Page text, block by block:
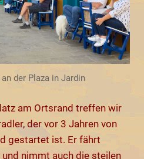
der Plaza in Jardin
am Ortsrand treffen wir
der vor 3 Jahren von
gestartet ist. Er fährt
nimmt auch die steilen